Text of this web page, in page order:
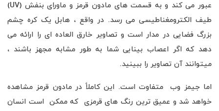
عبور می کند و به قسمت های مادون قرمز و ماورای بنفش (UV)
طیف الکترومغناطیسی می رسد. در واقع ، هابل یک کره چشم
بزرگ فضایی در مدار است و تصاویر خارق العاده ای را ارائه می
دهد که اگر اعصاب بینایی شما به طور مشابه مجهز باشند ،
میتوانند آن تصاویر را ببینید.
اما جیمز وب متفاوت است. این کاملاً در مادون قرمز مشاهده
خواهد شد و عمیق ترین رنگ های قرمزی که ممکن است انسان